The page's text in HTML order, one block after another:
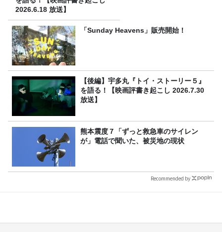
2026.6.18 放送】
「Sunday Heavens」販売開始！
【後編】宇多丸『トイ・ストーリー５』
を語る！【映画評書き起こし 2026.7.30
放送】
熊本震度７「ずっと救急車のサイレン
が」電話で聞いた、被災地の現状
Recommended by